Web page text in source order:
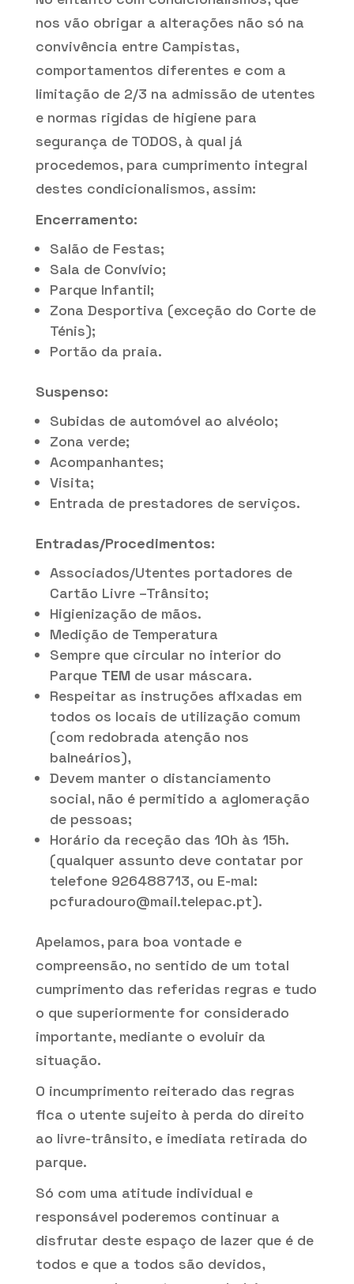
nos vão obrigar a alterações não só na
convivência entre Campistas,
comportamentos diferentes e com a
limitação de 2/3 na admissão de utentes
e normas rigidas de higiene para
segurança de TODOS, à qual já
procedemos, para cumprimento integral
destes condicionalismos, assim:
Encerramento:
Salão de Festas;
Sala de Convívio;
Parque Infantil;
Zona Desportiva (exceção do Corte de
Ténis);
Portão da praia.
Suspenso:
Subidas de automóvel ao alvéolo;
Zona verde;
Acompanhantes;
Visita;
Entrada de prestadores de serviços.
Entradas/Procedimentos:
Associados/Utentes portadores de
Cartão Livre –Trânsito;
Higienização de mãos.
Medição de Temperatura
Sempre que circular no interior do
Parque TEM de usar máscara.
Respeitar as instruções afixadas em
todos os locais de utilização comum
(com redobrada atenção nos
balneários),
Devem manter o distanciamento
social, não é permitido a aglomeração
de pessoas;
Horário da receção das 10h às 15h.
(qualquer assunto deve contatar por
telefone 926488713, ou E-mal:
pcfuradouro@mail.telepac.pt).
Apelamos, para boa vontade e
compreensão, no sentido de um total
cumprimento das referidas regras e tudo
o que superiormente for considerado
importante, mediante o evoluir da
situação.
O incumprimento reiterado das regras
fica o utente sujeito à perda do direito
ao livre-trânsito, e imediata retirada do
parque.
Só com uma atitude individual e
responsável poderemos continuar a
disfrutar deste espaço de lazer que é de
todos e que a todos são devidos,